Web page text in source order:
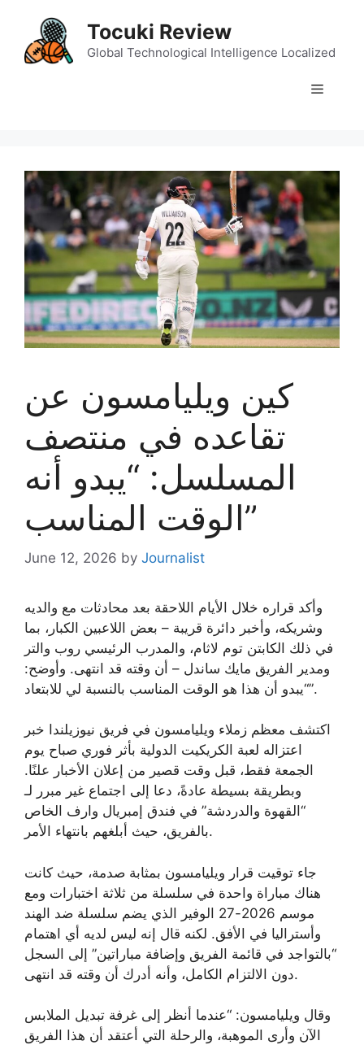
content
Tocuki Review
Global Technological Intelligence Localized
Menu
كين ويليامسون عن
تقاعده في منتصف
المسلسل: “يبدو أنه
الوقت المناسب”
June 12, 2026 by Journalist
وأكد قراره خلال الأيام اللاحقة بعد محادثات مع والديه
وشريكه، وأخبر دائرة قريبة – بعض اللاعبين الكبار، بما
في ذلك الكابتن توم لاثام، والمدرب الرئيسي روب والتر
ومدير الفريق مايك ساندل – أن وقته قد انتهى. وأوضح:
“يبدو أن هذا هو الوقت المناسب بالنسبة لي للابتعاد”.
اكتشف معظم زملاء ويليامسون في فريق نيوزيلندا خبر
اعتزاله لعبة الكريكيت الدولية بأثر فوري صباح يوم
الجمعة فقط، قبل وقت قصير من إعلان الأخبار علنًا.
وبطريقة بسيطة عادةً، دعا إلى اجتماع غير مبرر لـ
“القهوة والدردشة” في فندق إمبريال وارف الخاص
بالفريق، حيث أبلغهم بانتهاء الأمر.
جاء توقيت قرار ويليامسون بمثابة صدمة، حيث كانت
هناك مباراة واحدة في سلسلة من ثلاثة اختبارات ومع
موسم 2026-27 الوفير الذي يضم سلسلة ضد الهند
وأستراليا في الأفق. لكنه قال إنه ليس لديه أي اهتمام
“بالتواجد في قائمة الفريق وإضافة مباراتين” إلى السجل
دون الالتزام الكامل، وأنه أدرك أن وقته قد انتهى.
وقال ويليامسون: “عندما أنظر إلى غرفة تبديل الملابس
الآن وأرى الموهبة، والرحلة التي أعتقد أن هذا الفريق